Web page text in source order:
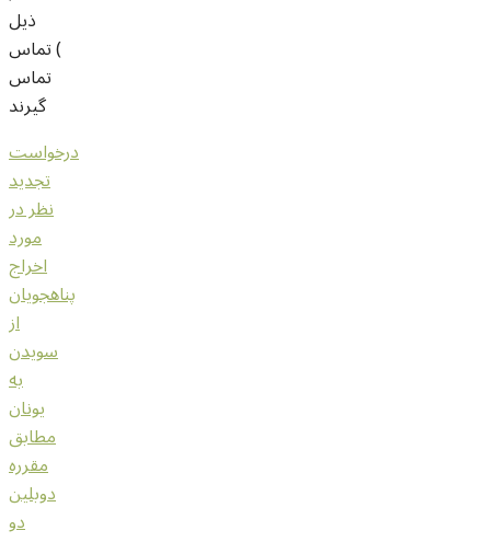
ذيل
) تماس
تماس
گيرند
درخواست
تجديد
نظر در
مورد
اخراج
پناهجويان
از
سويدن
به
يونان
مطابق
مقرره
دوبلين
دو